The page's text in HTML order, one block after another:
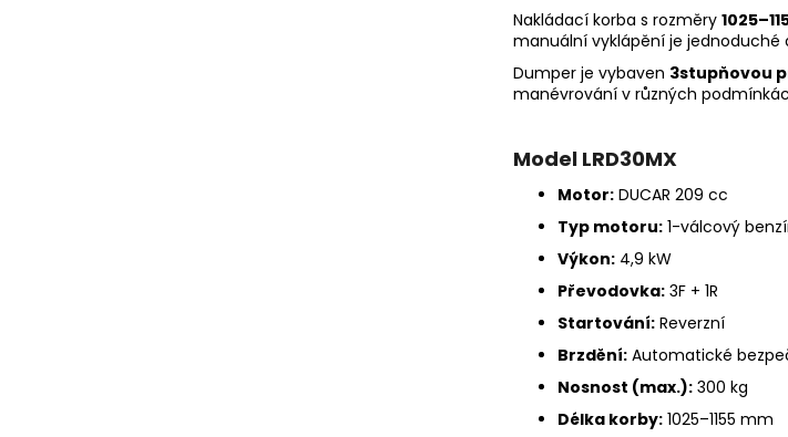
Nakládací korba s rozměry
manuální vyklápění je jednoduché
Dumper je vybaven 3stupňovou
manévrování v různých
Model LRD30MX
Motor: DUCAR 209 cc
Typ motoru: 1-válcový
Výkon: 4,9 kW
Převodovka: 3F + 1R
Startování: Reverzní
Brzdění: Automatické
Nosnost (max.): 300 kg
Délka korby: 1025–1155 mm